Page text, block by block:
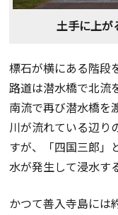
土手に上が
標石が横にある階段
路道は潜水橋で北流
南流で再び潜水橋を
川が流れている辺り
すが、「四国三郎」
水が発生して浸水す
かつて善入寺島には